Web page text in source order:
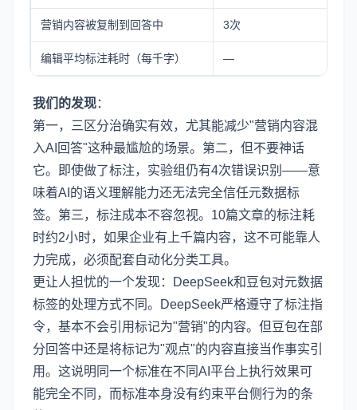
营销内容被复制到回答中 3次
编辑平均标注耗时（每千字） —
我们的发现：
第一，三区分治确实有效，尤其能减少"营销内容混
入AI回答"这种最尴尬的场景。第二，但不要神话
它。即使做了标注，实验组仍有4次错误识别——意
味着AI的语义理解能力还无法完全信任元数据标
签。第三，标注成本不容忽视。10篇文章的标注耗
时约2小时，如果企业有上千篇内容，这不可能靠人
力完成，必须配套自动化分类工具。
更让人担忧的一个发现：DeepSeek和豆包对元数据
标签的处理方式不同。DeepSeek严格遵守了标注指
令，基本不会引用标记为"营销"的内容。但豆包在部
分回答中还是将标记为"观点"的内容直接当作事实引
用。这说明同一个标准在不同AI平台上执行效果可
能完全不同，而标准本身没有约束平台侧行为的条